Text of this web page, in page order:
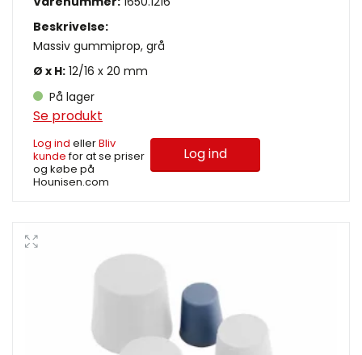
Beskrivelse:
Massiv gummiprop, grå
Ø x H: 12/16 x 20 mm
På lager
Se produkt
Log ind ellerBliv
kundefor at se priser
og købe på
Hounisen.com
Log ind